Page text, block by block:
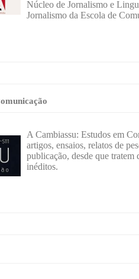
Núcleo de Jornalismo e
Jornalismo da Escola de
A Cambiassu: Estudos em
artigos, ensaios, relatos de
publicação, desde que tratem
inéditos.